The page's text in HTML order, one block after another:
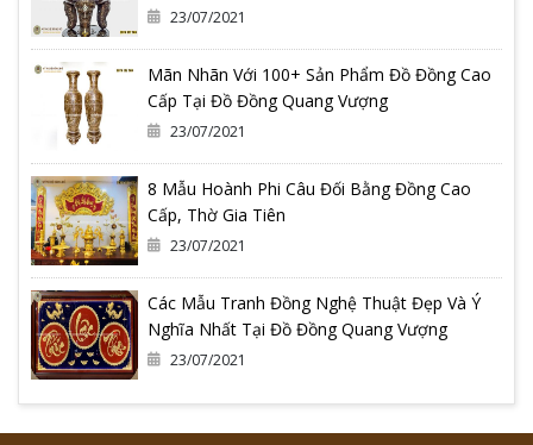
23/07/2021
Mãn Nhãn Với 100+ Sản Phẩm Đồ Đồng Cao
Cấp Tại Đồ Đồng Quang Vượng
23/07/2021
8 Mẫu Hoành Phi Câu Đối Bằng Đồng Cao
Cấp, Thờ Gia Tiên
23/07/2021
Các Mẫu Tranh Đồng Nghệ Thuật Đẹp Và Ý
Nghĩa Nhất Tại Đồ Đồng Quang Vượng
23/07/2021